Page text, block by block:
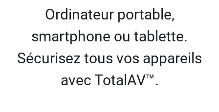
Ordinateur portable,
smartphone ou tablette.
Sécurisez tous vos appareils
avec TotalAV™.